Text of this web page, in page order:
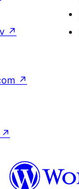
↗
↗
↗